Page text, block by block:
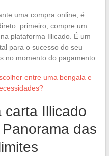
uma compra online, é
primeiro, compre um
plataforma Illicado. É um
para o sucesso do seu
no momento do pagamento.
entre uma bengala e
carta Illicado
das